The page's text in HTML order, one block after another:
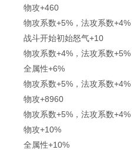
物攻+460
物攻系数+5%，法攻系数+4%
战斗开始初始怒气+10
物攻系数+4%，法攻系数+5%
全属性+6%
物攻系数+5%，法攻系数+4%
物攻+8960
物攻系数+5%，法攻系数+4%
物攻+10%
全属性+10%